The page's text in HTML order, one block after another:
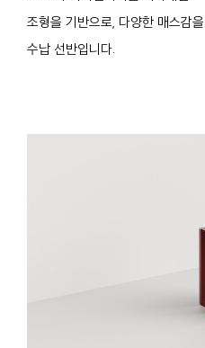
조형을 기반으로, 다양한 매스감
수납 선반입니다.